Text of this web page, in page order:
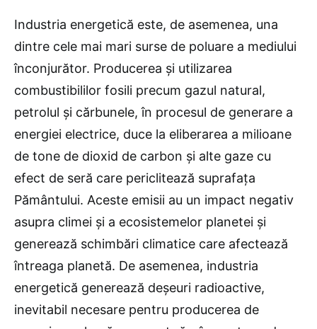
Industria energetică este, de asemenea, una
dintre cele mai mari surse de poluare a mediului
înconjurător. Producerea și utilizarea
combustibililor fosili precum gazul natural,
petrolul și cărbunele, în procesul de generare a
energiei electrice, duce la eliberarea a milioane
de tone de dioxid de carbon și alte gaze cu
efect de seră care periclitează suprafața
Pământului. Aceste emisii au un impact negativ
asupra climei și a ecosistemelor planetei și
generează schimbări climatice care afectează
întreaga planetă. De asemenea, industria
energetică generează deșeuri radioactive,
inevitabil necesare pentru producerea de